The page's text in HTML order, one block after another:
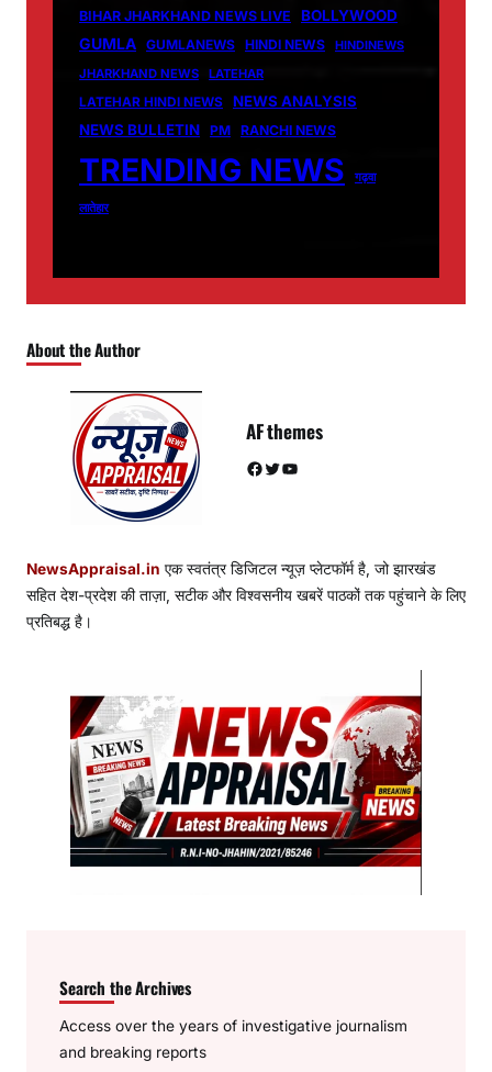
BIHAR JHARKHAND NEWS LIVE BOLLYWOOD
GUMLA GUMLANEWS HINDI NEWS
HINDINEWS
JHARKHAND NEWS
LATEHAR
LATEHAR HINDI NEWS
NEWS ANALYSIS
NEWS BULLETIN PM RANCHI NEWS
TRENDING NEWS
गढ़वा
लातेहार
About the Author
AF themes
Facebook Twitter YouTube
NewsAppraisal.in एक स्वतंत्र डिजिटल न्यूज़ प्लेटफॉर्म है, जो झारखंड
सहित देश-प्रदेश की ताज़ा, सटीक और विश्वसनीय खबरें पाठकों तक पहुंचाने के लिए
प्रतिबद्ध है।
Search the Archives
Access over the years of investigative journalism
and breaking reports